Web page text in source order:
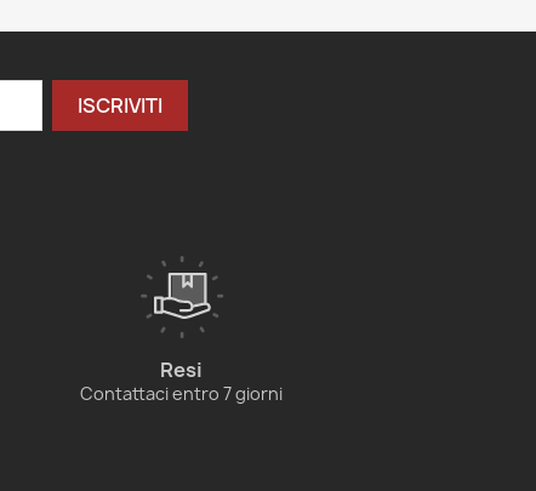
Resi
Contattaci entro 7 giorni